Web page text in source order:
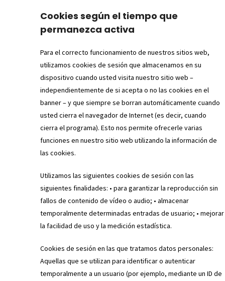
Cookies según el tiempo que
permanezca activa
Para el correcto funcionamiento de nuestros sitios web,
utilizamos cookies de sesión que almacenamos en su
dispositivo cuando usted visita nuestro sitio web –
independientemente de si acepta o no las cookies en el
banner – y que siempre se borran automáticamente cuando
usted cierra el navegador de Internet (es decir, cuando
cierra el programa). Esto nos permite ofrecerle varias
funciones en nuestro sitio web utilizando la información de
las cookies.
Utilizamos las siguientes cookies de sesión con las
siguientes finalidades: • para garantizar la reproducción sin
fallos de contenido de vídeo o audio; • almacenar
temporalmente determinadas entradas de usuario; • mejorar
la facilidad de uso y la medición estadística.
Cookies de sesión en las que tratamos datos personales:
Aquellas que se utilizan para identificar o autenticar
temporalmente a un usuario (por ejemplo, mediante un ID de